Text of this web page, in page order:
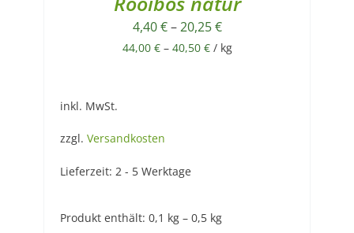
4,40€–20,25€
44,00 €– 40,50 €/ kg
inkl. MwSt.
zzgl. Versandkosten
Lieferzeit: 2 - 5 Werktage
Produkt enthält: 0,1 kg – 0,5 kg